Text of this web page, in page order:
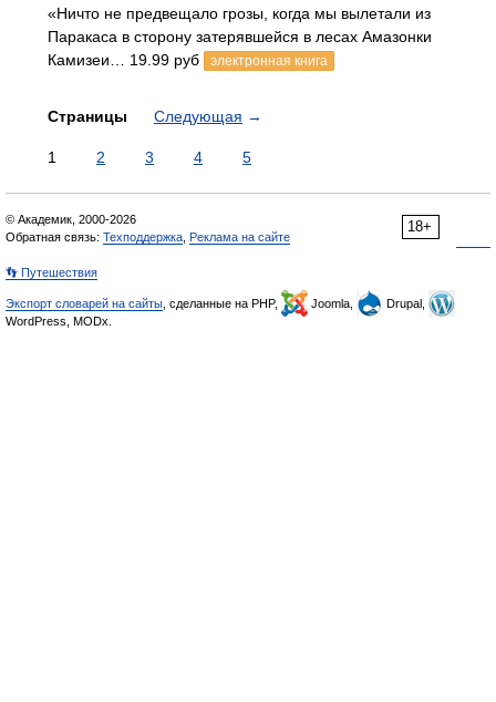
«Ничто не предвещало грозы, когда мы вылетали из
Паракаса в сторону затерявшейся в лесах Амазонки
Камизеи… 19.99 руб
электронная книга
Страницы Следующая →
1 2 3 4 5
18+
© Академик, 2000-2026
Обратная связь: Техподдержка Реклама на сайте
👣 Путешествия
Экспорт словарей на сайты , сделанные на PHP, Joomla,
Drupal,
WordPress, MODx.